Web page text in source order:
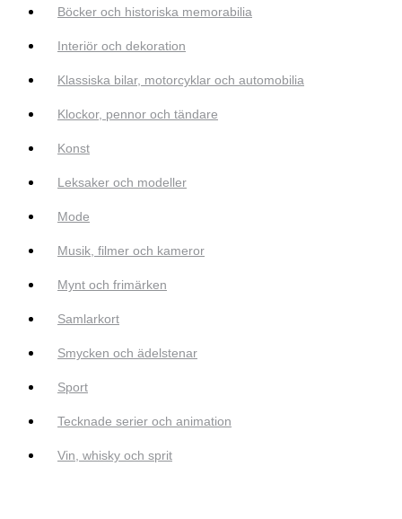
Böcker och historiska memorabilia
Interiör och dekoration
Klassiska bilar, motorcyklar och automobilia
Klockor, pennor och tändare
Konst
Leksaker och modeller
Mode
Musik, filmer och kameror
Mynt och frimärken
Samlarkort
Smycken och ädelstenar
Sport
Tecknade serier och animation
Vin, whisky och sprit